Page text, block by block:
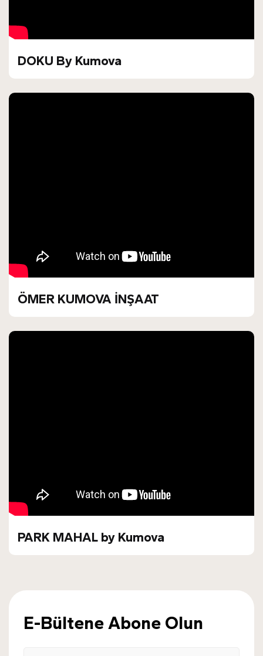
DOKU By Kumova
ÖMER KUMOVA İNŞAAT
PARK MAHAL by Kumova
E-Bültene Abone Olun